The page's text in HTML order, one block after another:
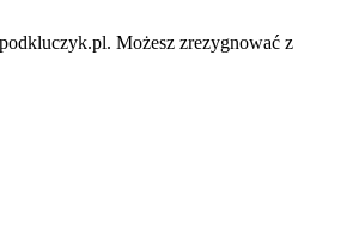
Możesz zrezygnować z